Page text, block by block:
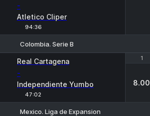
-
Atletico Cliper
94:36
Colombia. Serie B
1
Real Cartagena
-
Independiente Yumbo
47:02
1
8.00
Mexico. Liga de Expansion